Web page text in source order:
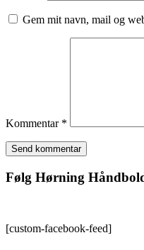
Gem mit navn, mail og
Kommentar *
Følg Hørning
[custom-facebook-feed]